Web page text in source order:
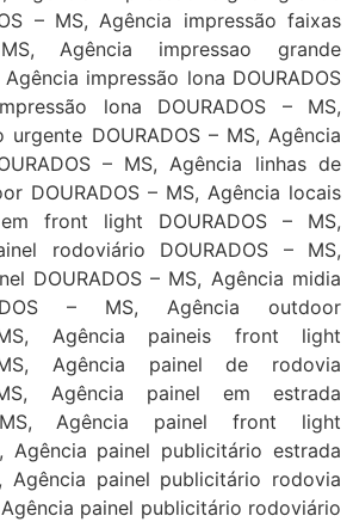
– MS, Agência impressão faixas
Agência impressao grande
Agência impressão lona DOURADOS
lona DOURADOS – MS,
urgente DOURADOS – MS, Agência
– MS, Agência linhas de
DOURADOS – MS, Agência locais
front light DOURADOS – MS,
rodoviário DOURADOS – MS,
DOURADOS – MS, Agência midia
– MS, Agência outdoor
Agência paineis front light
Agência painel de rodovia
Agência painel em estrada
Agência painel front light
Agência painel publicitário estrada
Agência painel publicitário rodovia
Agência painel publicitário rodoviário